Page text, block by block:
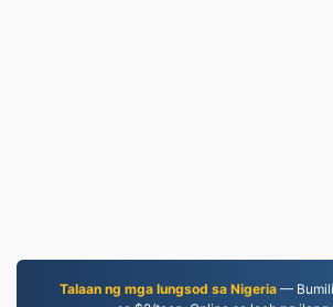
Talaan ng mga lungsod sa Nigeria —